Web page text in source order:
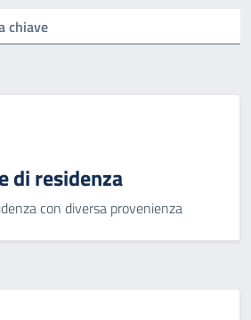
di residenza
con diversa provenienza